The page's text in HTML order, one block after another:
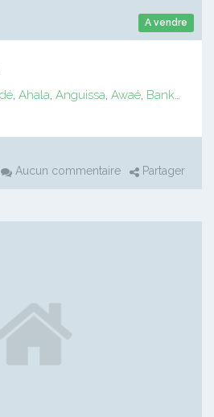
A vendre
, Ahala, Anguissa, Awaé, Bankomo
Aucun commentaire Partager